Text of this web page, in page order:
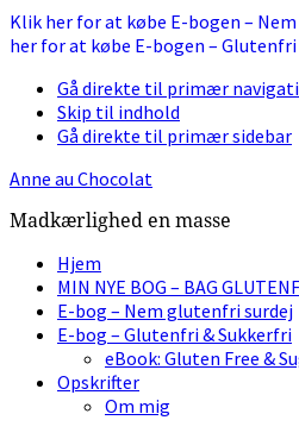
Klik her for at købe E-bogen –
her for at købe E-bogen –
Gå direkte til primær
Skip til indhold
Gå direkte til primær sidebar
Anne au Chocolat
Madkærlighed en masse
Hjem
MIN NYE BOG – BAG
E-bog – Nem glutenfri surdej
E-bog – Glutenfri & Sukkerfri
eBook: Gluten Free &
Opskrifter
Om mig